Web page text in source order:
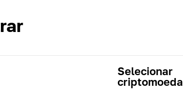
Selecionar
criptomoeda